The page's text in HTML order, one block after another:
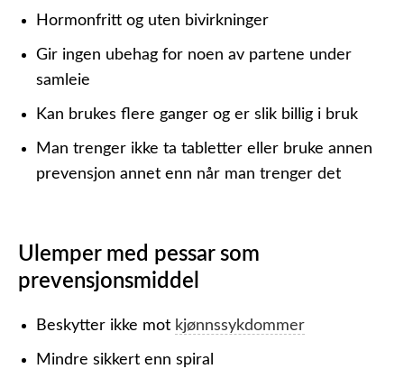
Hormonfritt og uten bivirkninger
Gir ingen ubehag for noen av partene under
samleie
Kan brukes flere ganger og er slik billig i bruk
Man trenger ikke ta tabletter eller bruke annen
prevensjon annet enn når man trenger det
Ulemper med pessar som
prevensjonsmiddel
Beskytter ikke mot kjønnssykdommer
Mindre sikkert enn spiral